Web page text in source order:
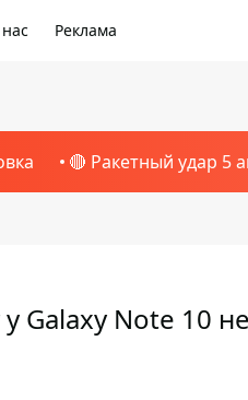
Реклама
🔴 Ракетный удар 5
Galaxy Note 10